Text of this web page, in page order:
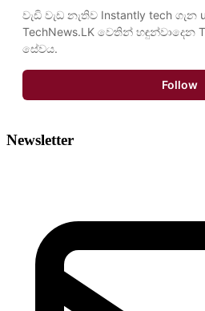
වැඩි වැඩ නැතිව Instantly tech
TechNews.LK වෙතින් හඳුන්වාදෙන
සේවය.
Follow
Newsletter